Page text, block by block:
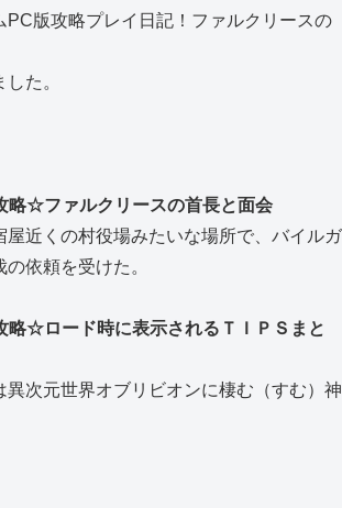
PC版攻略プレイ日記！ファルクリースの
た。
略☆ファルクリースの首長と面会
近くの村役場みたいな場所で、バイルガ
依頼を受けた。
略☆ロード時に表示されるＴＩＰＳまと
次元世界オブリビオンに棲む（すむ）神